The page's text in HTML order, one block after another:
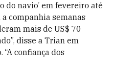
do navio’ em fevereiro até
companhia semanas
mais de US$ 70
disse a Trian em
confiança dos